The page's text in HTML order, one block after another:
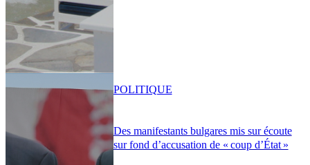
Des manifestants bulgares mis sur écoute
sur fond d’accusation de « coup d’État »
POLITIQUE